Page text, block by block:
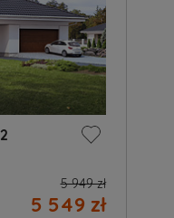
2
5 949 zł
5 549 zł